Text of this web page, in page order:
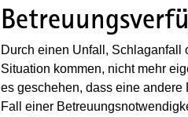
Durch einen Unfall, Schlaganfall
Situation kommen, nicht mehr
es geschehen, dass eine
Fall einer